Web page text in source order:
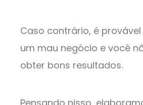
Caso contrário, é
um mau negócio e você
obter bons resultados.